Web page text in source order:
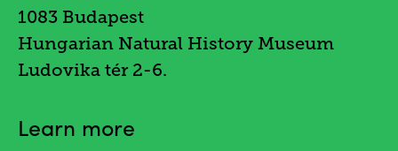
1083 Budapest
Hungarian Natural History Museum
Ludovika tér 2-6.
Learn more